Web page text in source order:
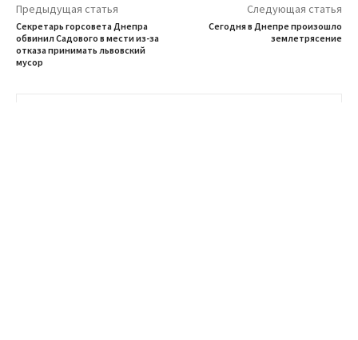
Предыдущая статья
Секретарь горсовета Днепра
обвинил Садового в мести из-за
отказа принимать львовский
мусор
Следующая статья
Сегодня в Днепре произошло
землетрясение